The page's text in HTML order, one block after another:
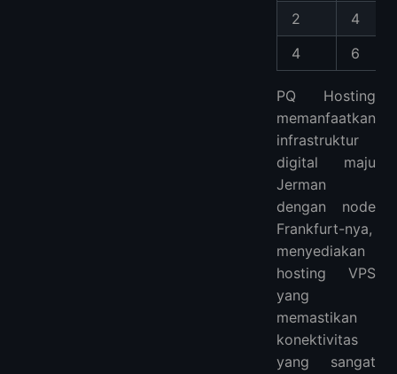
2
4
4
6
PQ Hosting
memanfaatkan
infrastruktur
digital maju
Jerman
dengan node
Frankfurt-nya,
menyediakan
hosting VPS
yang
memastikan
konektivitas
yang sangat